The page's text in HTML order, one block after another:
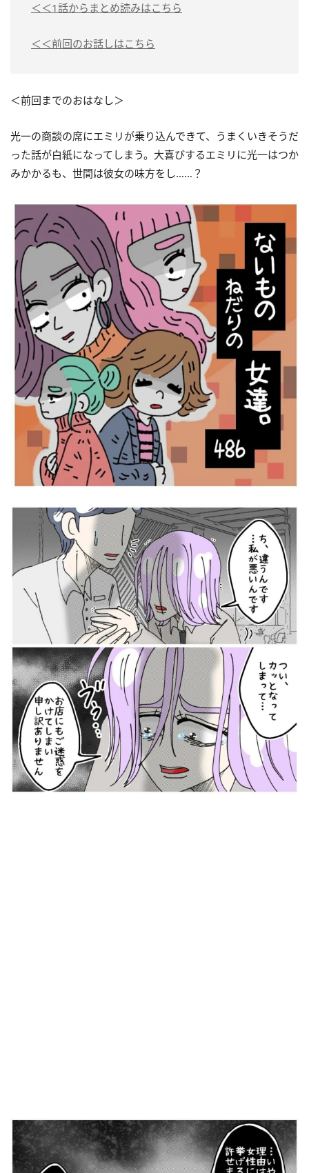
＜＜1話からまとめ読みはこちら
＜＜前回のお話しはこちら
＜前回までのおはなし＞
光一の商談の席にエミリが乗り込んできて、うまくいきそうだ
った話が白紙になってしまう。大喜びするエミリに光一はつか
みかかるも、世間は彼女の味方をし……？